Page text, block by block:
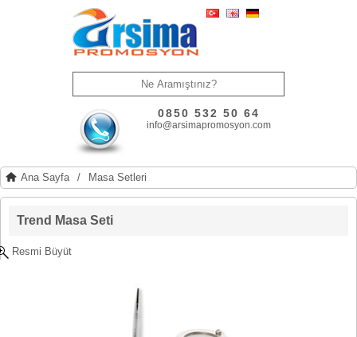
0850 532 50 64
info@arsimapromosyon.com
Ana Sayfa / Masa Setleri
Trend Masa Seti
Resmi Büyüt